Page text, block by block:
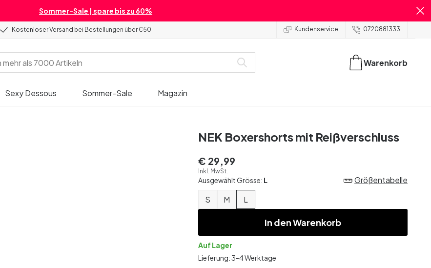
Sommer-Sale | spare bis zu 60%
Kostenloser Versand bei Bestellungen über €50 Kundenservice 0720881333
Sexy Dessous Sommer-Sale Magazin
Warenkorb
NEK Boxershorts mit Reißverschluss
€ 29,99
Inkl. MwSt.
Ausgewählt Grösse: L
S M L
Größentabelle
In den Warenkorb
Auf Lager
Lieferung: 3-4 Werktage